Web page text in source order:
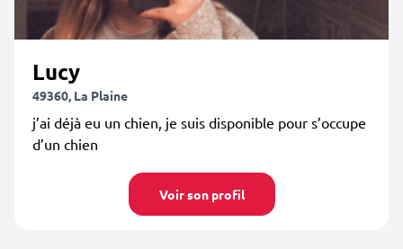
Lucy
49360, La Plaine
j’ai déjà eu un chien, je suis disponible pour s’occupe
d’un chien
Voir son profil